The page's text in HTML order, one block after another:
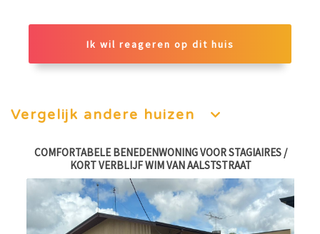
Ik wil reageren op dit huis
Vergelijk andere huizen
COMFORTABELE BENEDENWONING VOOR STAGIAIRES /
KORT VERBLIJF WIM VAN AALSTSTRAAT